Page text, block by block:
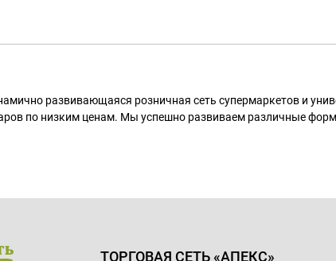
развивающаяся розничная сеть супермаркетов и
по низким ценам. Мы успешно развиваем различные
ТОРГОВАЯ СЕТЬ «АПЕКС»